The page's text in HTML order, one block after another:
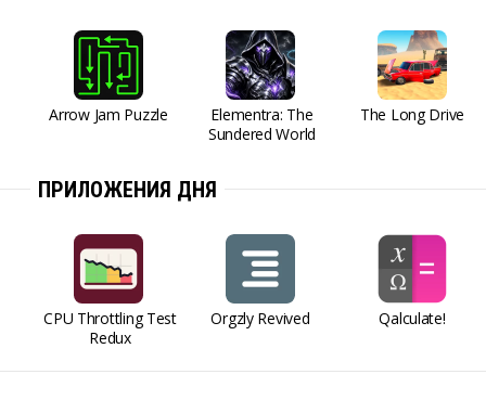
Arrow Jam Puzzle
Elementra: The
Sundered World
The Long Drive
ПРИЛОЖЕНИЯ ДНЯ
CPU Throttling Test
Redux
Orgzly Revived Qalculate!